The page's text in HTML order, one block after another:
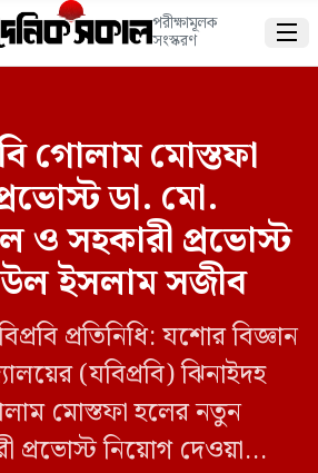
পরীক্ষামূলক
সংস্করণ 
গোলাম মোস্তফা
ডা. মো.
সহকারী প্রভোস্ট
ইসলাম সজীব
প্রতিনিধি: যশোর বিজ্ঞান
(যবিপ্রবি) ঝিনাইদহ
মোস্তফা হলের নতুন
প্রভোস্ট নিয়োগ দেওয়া